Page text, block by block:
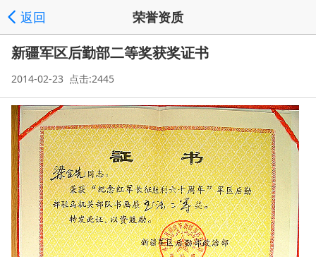
返回 荣誉资质
新疆军区后勤部二等奖获奖证书
2014-02-23 点击:2445